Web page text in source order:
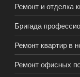
Ремонт и отделка
Бригада
Ремонт квартир в
Ремонт офисных